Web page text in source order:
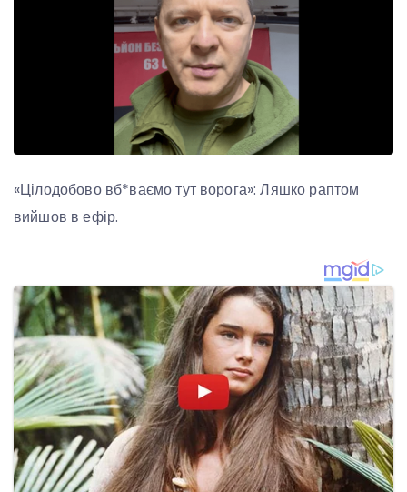
«Цілодобово вб*ваємо тут ворога»: Ляшко раптом
вийшов в ефір.